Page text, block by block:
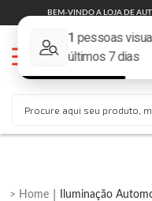
BEM-VINDO A LOJA DE
Iluminação